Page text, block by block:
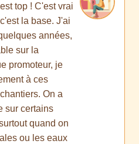
top ! C'est vrai
la base. J'ai
années,
sur la
promoteur, je
à ces
On a
sur certains
quand on
ou les eaux